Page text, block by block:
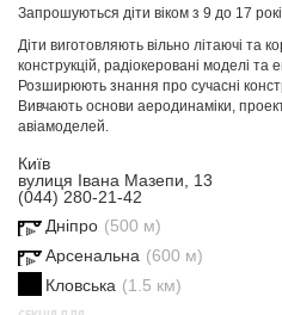
Запрошуються діти віком з 9 до 17
Діти виготовляють вільно літаючі та
конструкцій, радіокеровані моделі та
Розширюють знання про сучасні
Вивчають основи аеродинаміки,
авіамоделей.
Київ
вулиця Івана Мазепи, 13
(044) 280-21-42
Дніпро (500 м)
Арсенальна (600 м)
Кловська (1.5 км)